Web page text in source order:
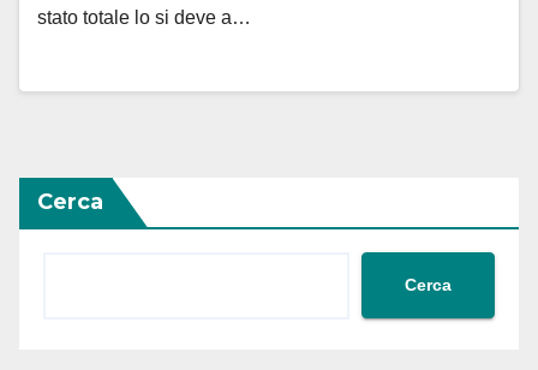
stato totale lo si deve a…
Cerca
Cerca